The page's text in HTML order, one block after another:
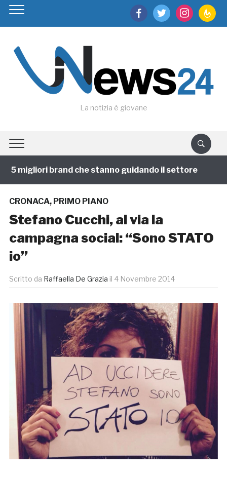
facebooktwitter instagram
La notizia è giovane
migliori brand che stanno guidando il settore
CRONACA, PRIMO PIANO
Stefano Cucchi, al via la
campagna social: “Sono STATO
io”
Scritto da Raffaella De Grazia il 4 Novembre 2014